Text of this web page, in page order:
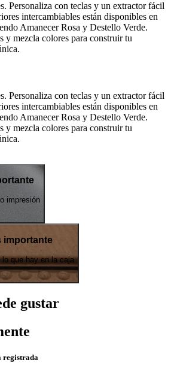
Personaliza con teclas y un extractor fácil
intercambiables están disponibles en
Amanecer Rosa y Destello Verde.
y mezcla colores para construir tu
Personaliza con teclas y un extractor fácil
intercambiables están disponibles en
Amanecer Rosa y Destello Verde.
y mezcla colores para construir tu
impresión
importante
que hay en la caja
gustar
registrada